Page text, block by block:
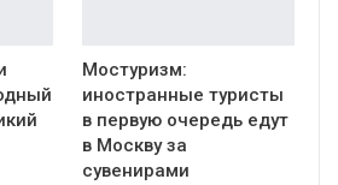
Мостуризм:
иностранные туристы
в первую очередь едут
в Москву за
сувенирами